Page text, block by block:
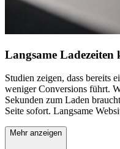
Langsame Ladezeiten
Studien zeigen, dass bereits
weniger Conversions führt.
Sekunden zum Laden
Seite sofort. Langsame
Besonders für
Mehr anzeigen